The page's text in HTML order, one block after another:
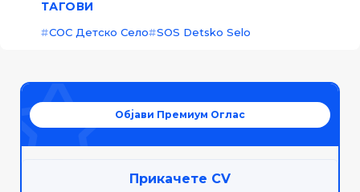
ТАГОВИ
СОС Детско Село SOS Detsko Selo
Објави Премиум Оглас
Прикачете CV